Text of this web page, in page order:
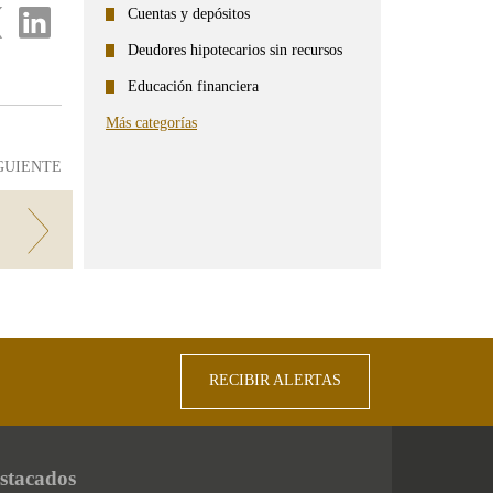
Compartir
en
Cuentas y depósitos
Deudores hipotecarios sin recursos
Educación financiera
Más categorías
RECIBIR ALERTAS